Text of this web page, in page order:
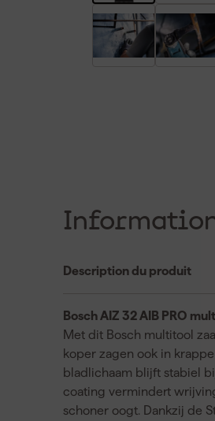
Description du produit
Bosch AIZ 32 AIB PRO
Met dit Bosch multitool
koper zagen ook in
bladlichaam blijft stabiel
coating vermindert
schoner oogt. Dankzij de